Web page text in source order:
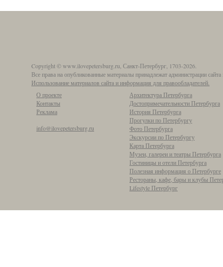
Copyright © www.ilovepetersburg.ru, Санкт-Петербург, 1703-2026.
Все права на опубликованные материалы принадлежат администрации
Использование материалов сайта и информация для правообладателей.
О проекте
Контакты
Реклама
info@ilovepetersburg.ru
Архитектура Петербурга
Достопримечательности Петербурга
История Петербурга
Прогулки по Петербургу
Фото Петербурга
Экскурсии по Петербургу
Карта Петербурга
Музеи, галереи и театры Петербурга
Гостиницы и отели Петербурга
Полезная информация о Петербурге
Рестораны, кафе, бары и клубы
Lifestyle Петербург